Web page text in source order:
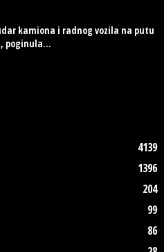
kamiona i radnog vozila na putu
poginula...
4139
1396
204
99
86